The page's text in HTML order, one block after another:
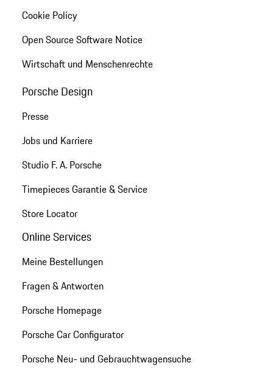
Cookie Policy
Open Source Software Notice
Wirtschaft und Menschenrechte
Porsche Design
Presse
Jobs und Karriere
Studio F. A. Porsche
Timepieces Garantie & Service
Store Locator
Online Services
Meine Bestellungen
Fragen & Antworten
Porsche Homepage
Porsche Car Configurator
Porsche Neu- und Gebrauchtwagensuche